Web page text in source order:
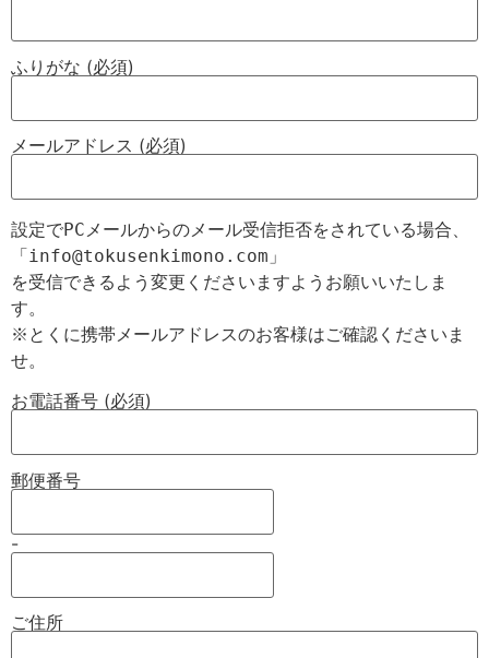
ふりがな (必須)
メールアドレス (必須)
設定でPCメールからのメール受信拒否をされている場合、
「info@tokusenkimono.com」
を受信できるよう変更くださいますようお願いいたしま
す。
※とくに携帯メールアドレスのお客様はご確認くださいま
お電話番号 (必須)
郵便番号
-
ご住所